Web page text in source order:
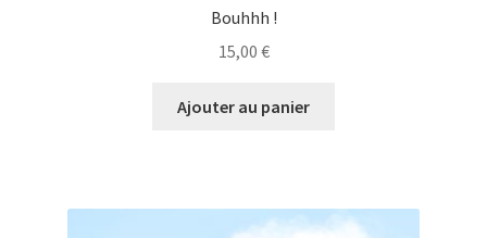
Bouhhh !
15,00 €
Ajouter au panier